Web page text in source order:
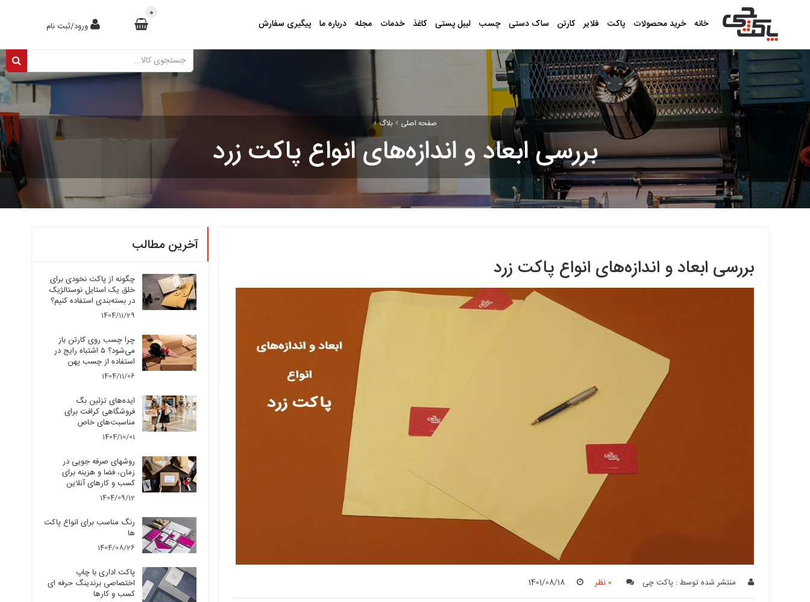
خانه خرید محصولات پاکت فلایر کارتن ساک دستی چسب لیبل پستی کاغذ خدمات مجله درباره ما پیگیری سفارش ورود/ثبت نام
0
صفحه اصلی › بلاگ ›
بررسی ابعاد و اندازه‌های انواع پاکت زرد
بررسی ابعاد و اندازه‌های انواع پاکت زرد
منتشر شده توسط : پاکت چی 0 نظر 1401/08/18
آخرین مطالب
چگونه از پاکت نخودی برای
خلق یک استایل نوستالژیک
در بسته‌بندی استفاده کنیم؟
1404/11/29
چرا چسب روی کارتن باز
می‌شود؟ ۵ اشتباه رایج در
استفاده از چسب پهن
1404/11/06
ایده‌های تزئین بگ
فروشگاهی کرافت برای
مناسبت‌های خاص
1404/10/01
روشهای صرفه جویی در
زمان، فضا و هزینه برای
کسب و کارهای آنلاین
1404/09/12
رنگ مناسب برای انواع پاکت
ها
1404/08/26
پاکت اداری با چاپ
اختصاصی برندینگ حرفه ای
کسب و کارها